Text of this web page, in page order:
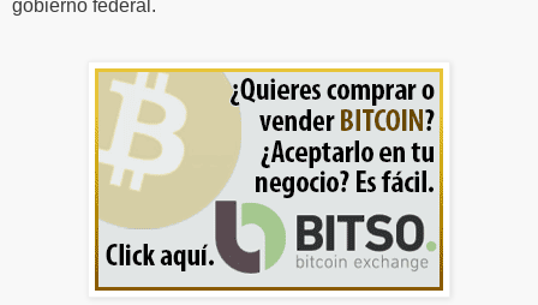
gobierno federal.